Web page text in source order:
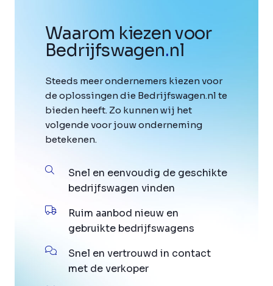
Waarom kiezen voor
Bedrijfswagen.nl
Steeds meer ondernemers kiezen voor
de oplossingen die Bedrijfswagen.nl te
bieden heeft. Zo kunnen wij het
volgende voor jouw onderneming
betekenen.
Snel en eenvoudig de geschikte
bedrijfswagen vinden
Ruim aanbod nieuw en
gebruikte bedrijfswagens
Snel en vertrouwd in contact
met de verkoper